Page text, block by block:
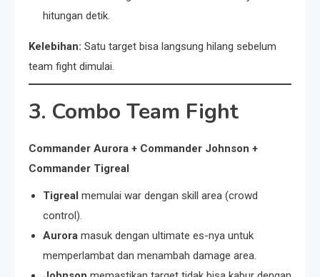
hitungan detik.
Kelebihan: Satu target bisa langsung hilang sebelum
team fight dimulai.
3. Combo Team Fight
Commander Aurora + Commander Johnson +
Commander Tigreal
Tigreal memulai war dengan skill area (crowd
control).
Aurora masuk dengan ultimate es-nya untuk
memperlambat dan menambah damage area.